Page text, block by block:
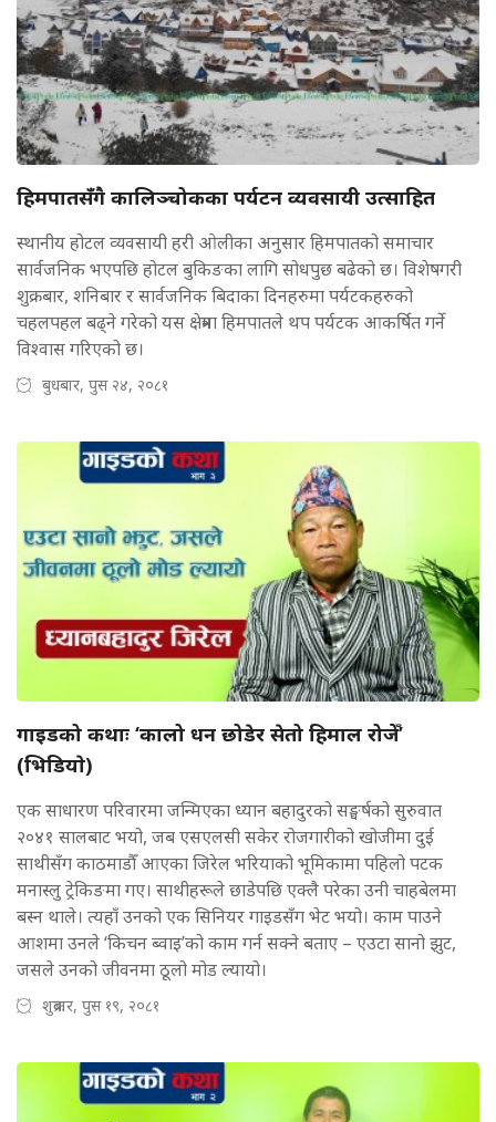
हिमपातसँगै कालिञ्चोकका पर्यटन व्यवसायी उत्साहित
स्थानीय होटल व्यवसायी हरी ओलीका अनुसार हिमपातको समाचार
सार्वजनिक भएपछि होटल बुकिङका लागि सोधपुछ बढेको छ। विशेषगरी
शुक्रबार, शनिबार र सार्वजनिक बिदाका दिनहरुमा पर्यटकहरुको
चहलपहल बढ्ने गरेको यस क्षेत्रमा हिमपातले थप पर्यटक आकर्षित गर्ने
विश्वास गरिएको छ।
बुधबार, पुस २४, २०८१
गाइडको कथाः ‘कालो धन छोडेर सेतो हिमाल रोजेँ’
(भिडियाे)
एक साधारण परिवारमा जन्मिएका ध्यान बहादुरको सङ्घर्षको सुरुवात
२०४१ सालबाट भयो, जब एसएलसी सकेर रोजगारीको खोजीमा दुई
साथीसँग काठमाडौँ आएका जिरेल भरियाको भूमिकामा पहिलो पटक
मनास्लु ट्रेकिङमा गए। साथीहरूले छाडेपछि एक्लै परेका उनी चाहबेलमा
बस्न थाले। त्यहाँ उनको एक सिनियर गाइडसँग भेट भयो। काम पाउने
आशमा उनले ‘किचन ब्वाइ’को काम गर्न सक्ने बताए – एउटा सानो झुट,
जसले उनको जीवनमा ठूलो मोड ल्यायो।
शुक्रबार, पुस १९, २०८१